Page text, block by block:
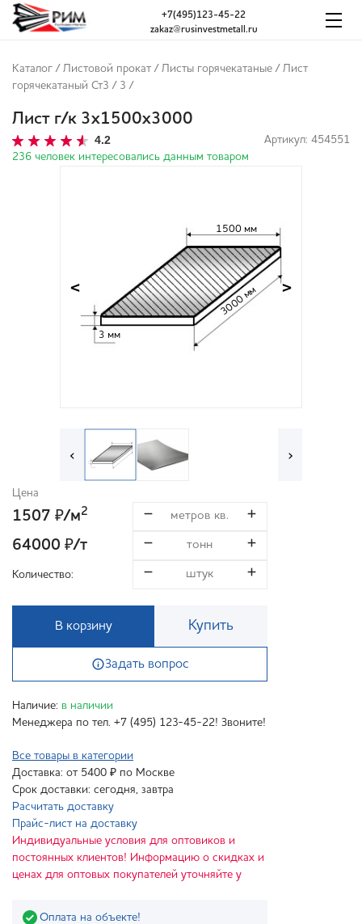
zakaz@rusinvestmetall.ru
+7(495)123-45-22
Каталог / Листовой прокат / Листы горячекатаные / Лист
горячекатаный Ст3 / 3 /
Лист г/к 3х1500х3000
4.2
Артикул: 454551
236 человек интересовались данным товаром
1500 мм
3000 мм
3 мм
< >
‹ ›
Цена
1507 ₽/м2
64000 ₽/т
Количество:
В корзину Купить
Задать вопрос
Наличие: в наличии
Менеджера по тел. +7 (495) 123-45-22! Звоните!
Все товары в категории
Доставка: от 5400 ₽ по Москве
Срок доставки: сегодня, завтра
Расчитать доставку
Прайс-лист на доставку
Индивидуальные условия для оптовиков и
постоянных клиентов! Информацию о скидках и
ценах для оптовых покупателей уточняйте у
Оплата на объекте!